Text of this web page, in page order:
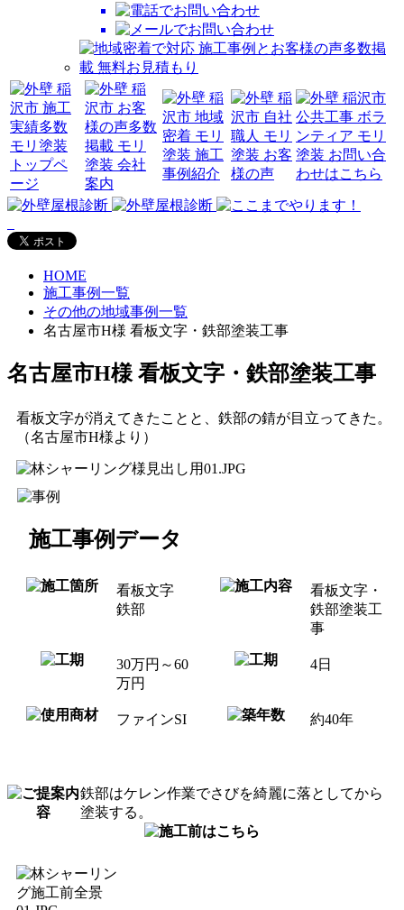
HOME
施工事例一覧
その他の地域事例一覧
名古屋市H様 看板文字・鉄部塗装工事
名古屋市H様 看板文字・鉄部塗装工事
看板文字が消えてきたことと、鉄部の錆が目立ってきた。
（名古屋市H様より）
施工事例データ
看板文字
鉄部
看板文字・
鉄部塗装工
事
30万円～60
万円
4日
ファインSI 約40年
鉄部はケレン作業でさびを綺麗に落としてから
塗装する。